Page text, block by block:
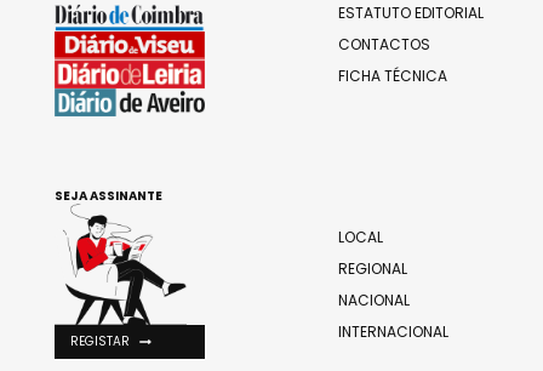
ESTATUTO EDITORIAL
CONTACTOS
FICHA TÉCNICA
LOCAL
REGIONAL
NACIONAL
INTERNACIONAL
SEJA ASSINANTE
REGISTAR